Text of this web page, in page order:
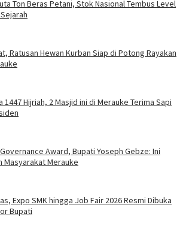
Ton Beras Petani, Stok Nasional Tembus Level
Ratusan Hewan Kurban Siap di Potong Rayakan
1447 Hijriah, 2 Masjid ini di Merauke Terima Sapi
Award, Bupati Yoseph Gebze: Ini
Masyarakat Merauke
Expo SMK hingga Job Fair 2026 Resmi Dibuka
Bupati